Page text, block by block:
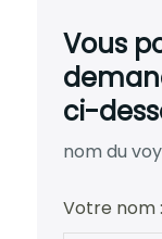
Vous
ci-
nom du
Votre nom :